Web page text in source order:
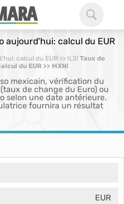
aujourd'hui: calcul du EUR
calcul du EUR >> ILS! Taux de
du EUR >> MXN!
mexicain, vérification du
de change du Euro) ou
selon une date antérieure.
fournira un résultat
EUR